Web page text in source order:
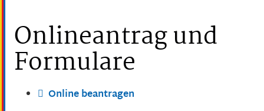
Onlineantrag und
Formulare
Online beantragen